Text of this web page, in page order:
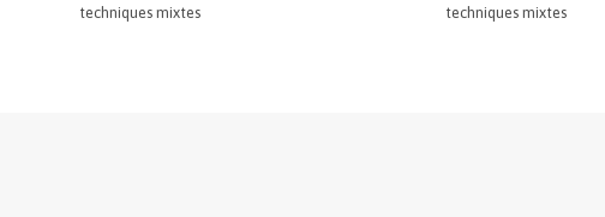
techniques mixtes
techniques mixtes